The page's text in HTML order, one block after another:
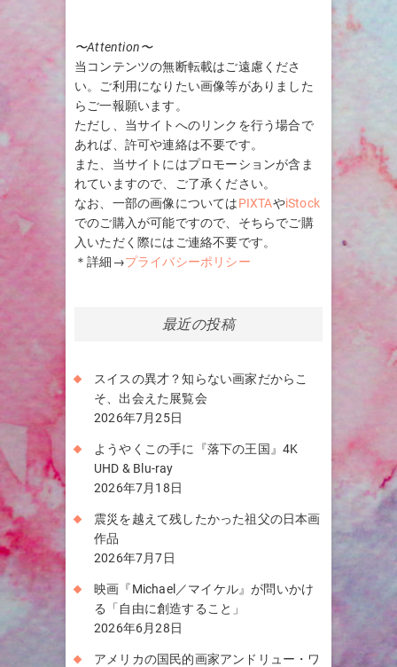
〜Attention〜
当コンテンツの無断転載はご遠慮くださ
い。ご利用になりたい画像等がありました
らご一報願います。
ただし、当サイトへのリンクを行う場合で
あれば、許可や連絡は不要です。
また、当サイトにはプロモーションが含ま
れていますので、ご了承ください。
なお、一部の画像についてはPIXTAやiStock
でのご購入が可能ですので、そちらでご購
入いただく際にはご連絡不要です。
＊詳細→プライバシーポリシー
最近の投稿
スイスの異才？知らない画家だからこ
そ、出会えた展覧会
2026年7月25日
ようやくこの手に『落下の王国』4K
UHD & Blu-ray
2026年7月18日
震災を越えて残したかった祖父の日本画
作品
2026年7月7日
映画『Michael／マイケル』が問いかけ
る「自由に創造すること」
2026年6月28日
アメリカの国民的画家アンドリュー・ワ